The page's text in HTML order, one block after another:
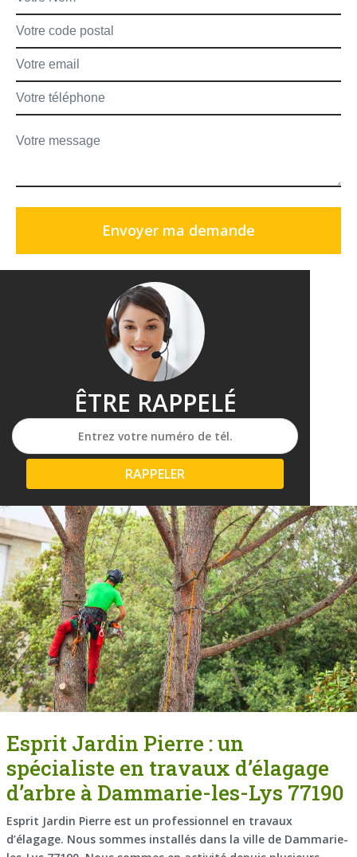
ÊTRE RAPPELÉ
Esprit Jardin Pierre : un
spécialiste en travaux d’élagage
d’arbre à Dammarie-les-Lys 77190
Esprit Jardin Pierre est un professionnel en travaux
d’élagage. Nous sommes installés dans la ville de Dammarie-